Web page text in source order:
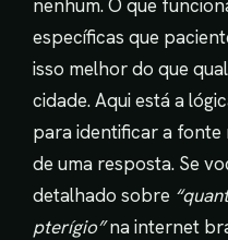
nenhum. O que
específicas que
isso melhor do que
cidade. Aqui está a
para identificar a fonte
de uma resposta. Se
detalhado sobre
pterígio”na internet